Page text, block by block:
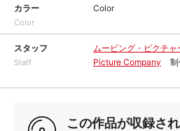
カラー
Color
Color
スタッフ
Staff
ムービング・ピクチ
Picture Company
この作品が収録さ